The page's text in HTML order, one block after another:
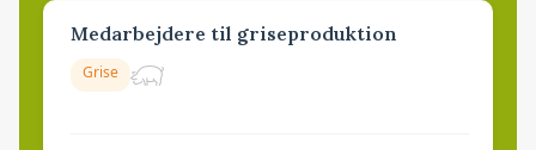
Medarbejdere til griseproduktion
Grise